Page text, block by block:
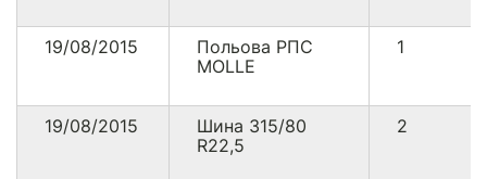
19/08/2015
Польова РПС
MOLLE
1
19/08/2015
Шина 315/80
R22,5
2